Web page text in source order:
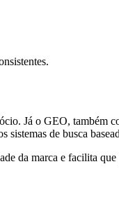
Já o GEO, também
sistemas de busca
da marca e facilita